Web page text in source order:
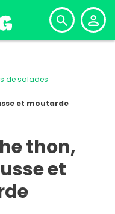
de salades
et moutarde
thon,
et